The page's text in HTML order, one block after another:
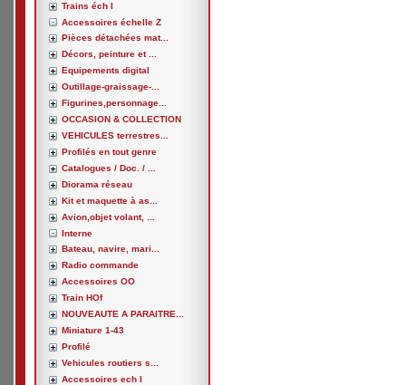
Trains éch I
Accessoires échelle Z
Pièces détachées mat...
Décors, peinture et ...
Equipements digital
Outillage-graissage-...
Figurines,personnage...
OCCASION & COLLECTION
VEHICULES terrestres...
Profilés en tout genre
Catalogues / Doc. / ...
Diorama réseau
Kit et maquette à as...
Avion,objet volant, ...
Interne
Bateau, navire, mari...
Radio commande
Accessoires OO
Train HOf
NOUVEAUTE A PARAITRE...
Miniature 1-43
Profilé
Vehicules routiers s...
Accessoires ech I